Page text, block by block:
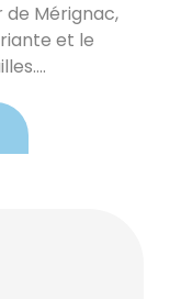
Mérignac,
et le